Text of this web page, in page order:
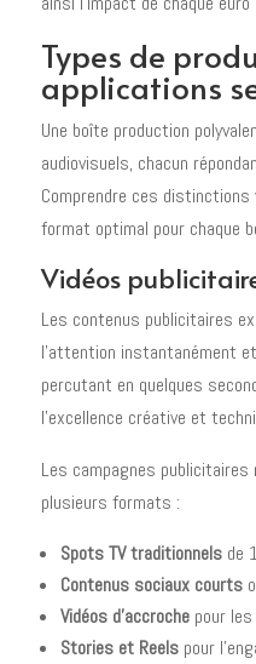
Types de
applications
Une boîte production
audiovisuels, chacun
Comprendre ces
format optimal pour chaque
Vidéos
Les contenus publicitaires
l'attention instantanément
percutant en quelques
l'excellence créative et
Les campagnes
plusieurs formats :
Spots TV traditionnelsde
Contenus sociaux courts
Vidéos d'accrochepour les
Stories et Reelspour